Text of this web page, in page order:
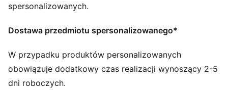
Standardowa długość
Kieszeń w szwie
spersonalizowanych.
Dostawa przedmiotu spersonalizowanego*
W przypadku produktów personalizowanych
obowiązuje dodatkowy czas realizacji wynoszący 2-5
dni roboczych.